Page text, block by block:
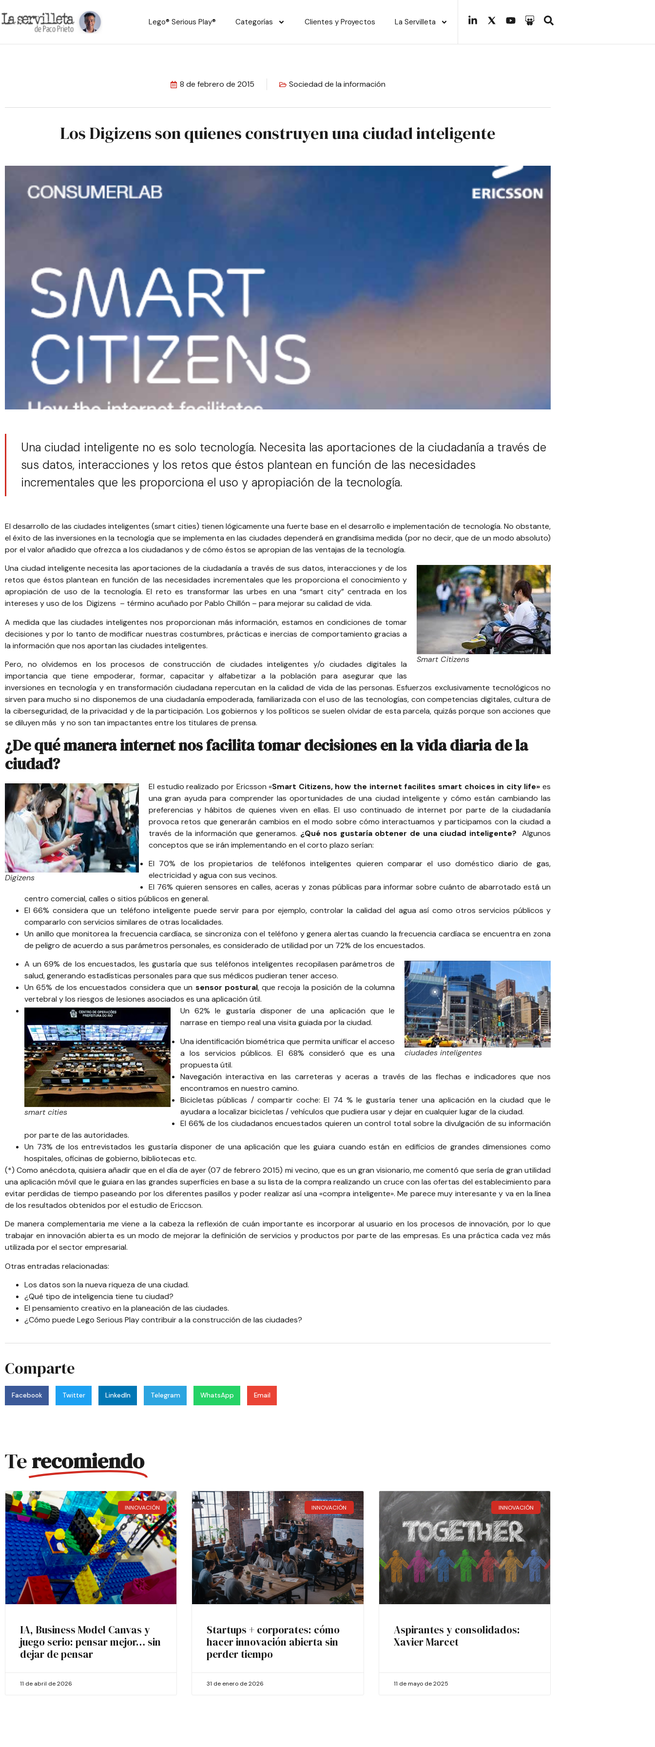
Lego® Serious Play® Categorías Clientes y Proyectos La Servilleta
8 de febrero de 2015 Sociedad de la información
Los Digizens son quienes construyen una ciudad inteligente
Una ciudad inteligente no es solo tecnología. Necesita las aportaciones de la ciudadanía a través de
sus datos, interacciones y los retos que éstos plantean en función de las necesidades
incrementales que les proporciona el uso y apropiación de la tecnología.
El desarrollo de las ciudades inteligentes (smart cities) tienen lógicamente una fuerte base en el desarrollo e implementación de tecnología. No obstante,
el éxito de las inversiones en la tecnología que se implementa en las ciudades dependerá en grandísima medida (por no decir, que de un modo absoluto)
por el valor añadido que ofrezca a los ciudadanos y de cómo éstos se apropian de las ventajas de la tecnología.
Smart Citizens
Una ciudad inteligente necesita las aportaciones de la ciudadanía a través de sus datos, interacciones y de los
retos que éstos plantean en función de las necesidades incrementales que les proporciona el conocimiento y
apropiación de uso de la tecnología. El reto es transformar las urbes en una “smart city” centrada en los
intereses y uso de los Digizens – término acuñado por Pablo Chillón – para mejorar su calidad de vida.
A medida que las ciudades inteligentes nos proporcionan más información, estamos en condiciones de tomar
decisiones y por lo tanto de modificar nuestras costumbres, prácticas e inercias de comportamiento gracias a
la información que nos aportan las ciudades inteligentes.
Pero, no olvidemos en los procesos de construcción de ciudades inteligentes y/o ciudades digitales la
importancia que tiene empoderar, formar, capacitar y alfabetizar a la población para asegurar que las
inversiones en tecnología y en transformación ciudadana repercutan en la calidad de vida de las personas. Esfuerzos exclusivamente tecnológicos no
sirven para mucho si no disponemos de una ciudadanía empoderada, familiarizada con el uso de las tecnologías, con competencias digitales, cultura de
la ciberseguridad, de la privacidad y de la participación. Los gobiernos y los políticos se suelen olvidar de esta parcela, quizás porque son acciones que
se diluyen más y no son tan impactantes entre los titulares de prensa.
¿De qué manera internet nos facilita tomar decisiones en la vida diaria de la
ciudad?
Digizens
El estudio realizado por Ericsson «Smart Citizens, how the internet facilites smart choices in city life» es
una gran ayuda para comprender las oportunidades de una ciudad inteligente y cómo están cambiando las
preferencias y hábitos de quienes viven en ellas. El uso continuado de internet por parte de la ciudadanía
provoca retos que generarán cambios en el modo sobre cómo interactuamos y participamos con la ciudad a
través de la información que generamos. ¿Qué nos gustaría obtener de una ciudad inteligente? Algunos
conceptos que se irán implementando en el corto plazo serían:
El 70% de los propietarios de teléfonos inteligentes quieren comparar el uso doméstico diario de gas,
electricidad y agua con sus vecinos.
El 76% quieren sensores en calles, aceras y zonas públicas para informar sobre cuánto de abarrotado está un
centro comercial, calles o sitios públicos en general.
El 66% considera que un teléfono inteligente puede servir para por ejemplo, controlar la calidad del agua así como otros servicios públicos y
compararlo con servicios similares de otras localidades.
Un anillo que monitorea la frecuencia cardíaca, se sincroniza con el teléfono y genera alertas cuando la frecuencia cardíaca se encuentra en zona
de peligro de acuerdo a sus parámetros personales, es considerado de utilidad por un 72% de los encuestados.
ciudades inteligentes
A un 69% de los encuestados, les gustaría que sus teléfonos inteligentes recopilasen parámetros de
salud, generando estadísticas personales para que sus médicos pudieran tener acceso.
Un 65% de los encuestados considera que un sensor postural, que recoja la posición de la columna
vertebral y los riesgos de lesiones asociados es una aplicación útil.
smart cities
Un 62% le gustaría disponer de una aplicación que le
narrase en tiempo real una visita guiada por la ciudad.
Una identificación biométrica que permita unificar el acceso
a los servicios públicos. El 68% consideró que es una
propuesta útil.
Navegación interactiva en las carreteras y aceras a través de las flechas e indicadores que nos
encontramos en nuestro camino.
Bicicletas públicas / compartir coche: El 74 % le gustaría tener una aplicación en la ciudad que le
ayudara a localizar bicicletas / vehículos que pudiera usar y dejar en cualquier lugar de la ciudad.
El 66% de los ciudadanos encuestados quieren un control total sobre la divulgación de su información
por parte de las autoridades.
Un 73% de los entrevistados les gustaría disponer de una aplicación que les guiara cuando están en edificios de grandes dimensiones como
hospitales, oficinas de gobierno, bibliotecas etc.
(*) Como anécdota, quisiera añadir que en el día de ayer (07 de febrero 2015) mi vecino, que es un gran visionario, me comentó que sería de gran utilidad
una aplicación móvil que le guiara en las grandes superficies en base a su lista de la compra realizando un cruce con las ofertas del establecimiento para
evitar perdidas de tiempo paseando por los diferentes pasillos y poder realizar así una «compra inteligente». Me parece muy interesante y va en la línea
de los resultados obtenidos por el estudio de Ericcson.
De manera complementaria me viene a la cabeza la reflexión de cuán importante es incorporar al usuario en los procesos de innovación, por lo que
trabajar en innovación abierta es un modo de mejorar la definición de servicios y productos por parte de las empresas. Es una práctica cada vez más
utilizada por el sector empresarial.
Otras entradas relacionadas:
Los datos son la nueva riqueza de una ciudad.
¿Qué tipo de inteligencia tiene tu ciudad?
El pensamiento creativo en la planeación de las ciudades.
¿Cómo puede Lego Serious Play contribuir a la construcción de las ciudades?
Comparte
Facebook Twitter LinkedIn Telegram WhatsApp Email
Terecomiendo
INNOVACIÓN
IA, Business Model Canvas y
juego serio: pensar mejor… sin
dejar de pensar
11 de abril de 2026
INNOVACIÓN
Startups + corporates: cómo
hacer innovación abierta sin
perder tiempo
31 de enero de 2026
INNOVACIÓN
Aspirantes y consolidados:
Xavier Marcet
11 de mayo de 2025